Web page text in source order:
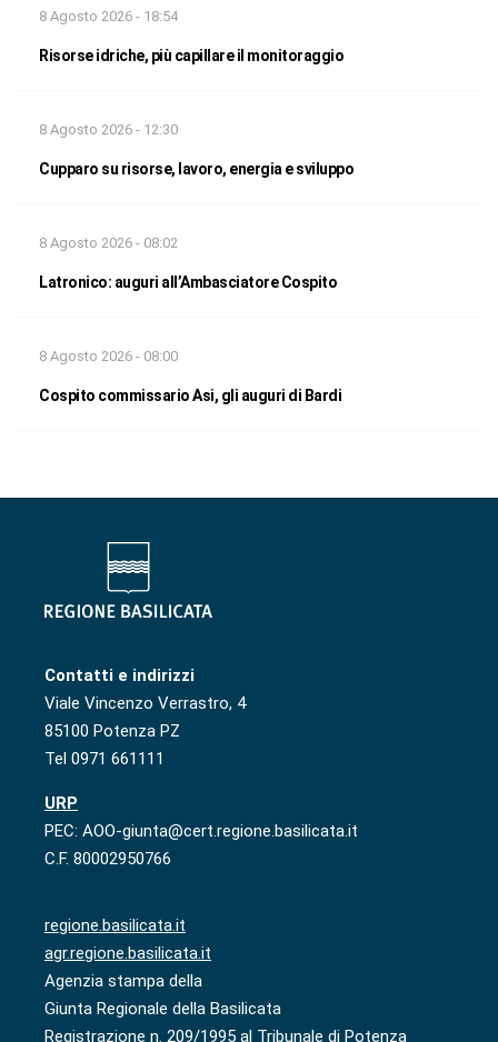
8 Agosto 2026 - 18:54
Risorse idriche, più capillare il monitoraggio
8 Agosto 2026 - 12:30
Cupparo su risorse, lavoro, energia e sviluppo
8 Agosto 2026 - 08:02
Latronico: auguri all’Ambasciatore Cospito
8 Agosto 2026 - 08:00
Cospito commissario Asi, gli auguri di Bardi
Contatti e indirizzi
Viale Vincenzo Verrastro, 4
85100 Potenza PZ
Tel 0971 661111
URP
PEC: AOO-giunta@cert.regione.basilicata.it
C.F. 80002950766
regione.basilicata.it
agr.regione.basilicata.it
Agenzia stampa della
Giunta Regionale della Basilicata
Registrazione n. 209/1995 al Tribunale di Potenza